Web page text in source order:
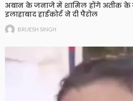
अबान के जनाजे में शामिल होंगे अतीक के
इलाहाबाद हाईकोर्ट ने दी पैरोल
BRIJESH SINGH